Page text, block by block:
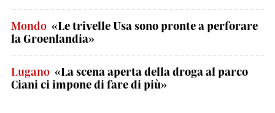
Mondo «Le trivelle Usa sono pronte a perforare
la Groenlandia»
Lugano «La scena aperta della droga al parco
Ciani ci impone di fare di più»